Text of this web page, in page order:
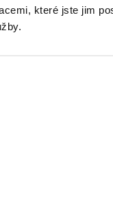
které jste jim
v době AI.